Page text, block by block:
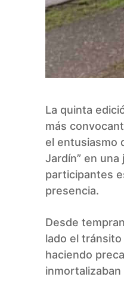
La quinta
más
el entusiasmo
Jardín” en
participantes
presencia.
Desde
lado el
haciendo